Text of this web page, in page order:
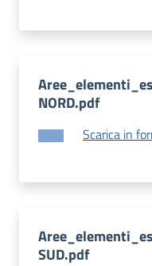
NORD.pdf
Scarica in
SUD.pdf